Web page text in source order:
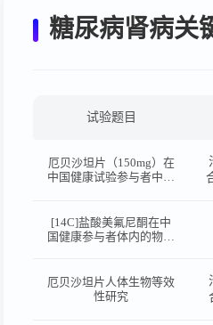
糖尿病肾病关
试验题目
厄贝沙坦片（150mg）在
中国健康试验参与者中空
周期、双交叉生物等效性
试验
[14C]盐酸美氟尼酮在中
国健康参与者体内的物质
厄贝沙坦片人体生物等效
性研究